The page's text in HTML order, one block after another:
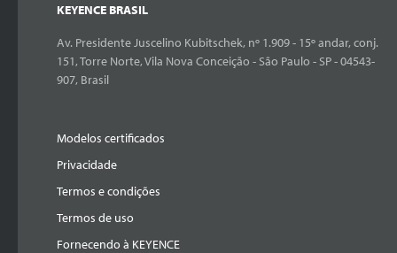
KEYENCE BRASIL
Av. Presidente Juscelino Kubitschek, nº 1.909 - 15º andar, conj.
151, Torre Norte, Vila Nova Conceição - São Paulo - SP - 04543-
907, Brasil
Modelos certificados
Privacidade
Termos e condições
Termos de uso
Fornecendo à KEYENCE